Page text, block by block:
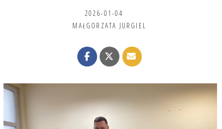
2026-01-04
MAŁGORZATA JURGIEL